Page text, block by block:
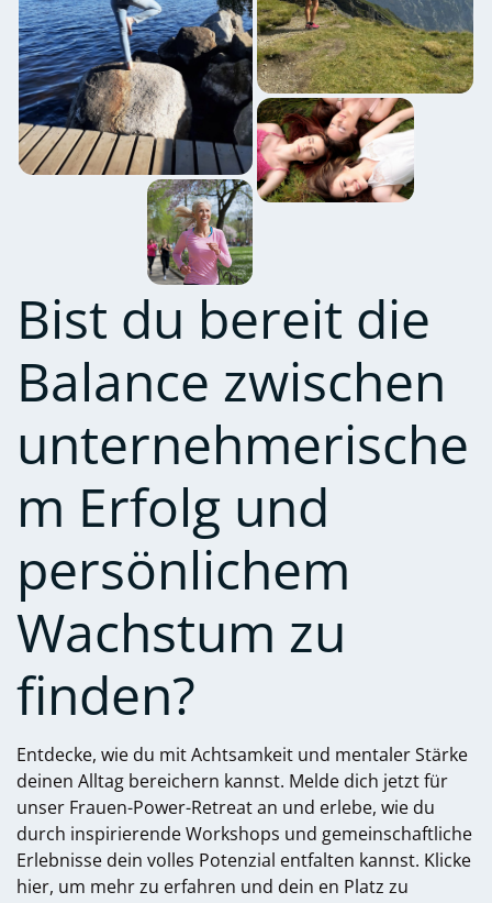
Bist du bereit die
Balance zwischen
unternehmerische
m Erfolg und
persönlichem
Wachstum zu
finden?
Entdecke, wie du mit Achtsamkeit und mentaler Stärke
deinen Alltag bereichern kannst. Melde dich jetzt für
unser Frauen-Power-Retreat an und erlebe, wie du
durch inspirierende Workshops und gemeinschaftliche
Erlebnisse dein volles Potenzial entfalten kannst. Klicke
hier, um mehr zu erfahren und dein en Platz zu